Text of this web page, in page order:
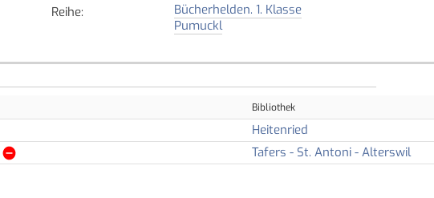
Reihe:
Bücherhelden. 1. Klasse
Pumuckl
Bibliothek
Heitenried
Tafers - St. Antoni - Alterswil